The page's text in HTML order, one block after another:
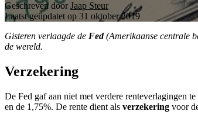
Geschreven door Jaap Steur
Laatst geüpdatet op 31 oktober 2019
Gisteren verlaagde de Fed(Amerikaanse centrale
de wereld.
Verzekering
De Fed gaf aan niet met verdere renteverlagingen
en de 1,75%. De rente dient als verzekering voor